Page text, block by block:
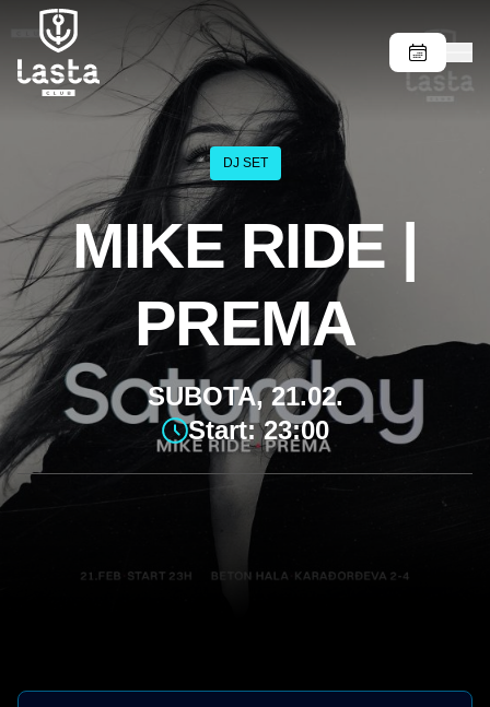
DJ SET
MIKE RIDE |
PREMA
SUBOTA, 21.02.
Start: 23:00